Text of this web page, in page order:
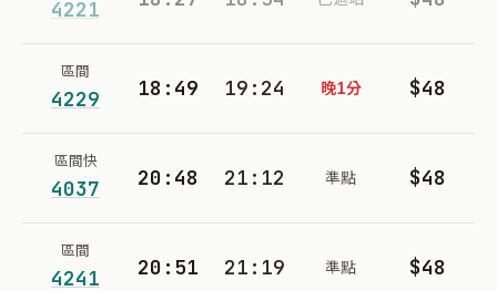
4221
區間
4229 18:49 19:24 晚1分 $48
區間快
4037 20:48 21:12 準點 $48
區間
4241 20:51 21:19 準點 $48